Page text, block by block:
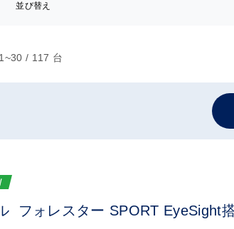
並び替え
1~30 / 117 台
フォレスター SPORT EyeSight